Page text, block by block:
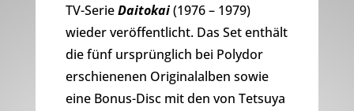
TV-SerieDaitokai(1976 – 1979)
wieder veröffentlicht. Das Set enthält
die fünf ursprünglich bei Polydor
erschienenen Originalalben sowie
eine Bonus-Disc mit den von Tetsuya